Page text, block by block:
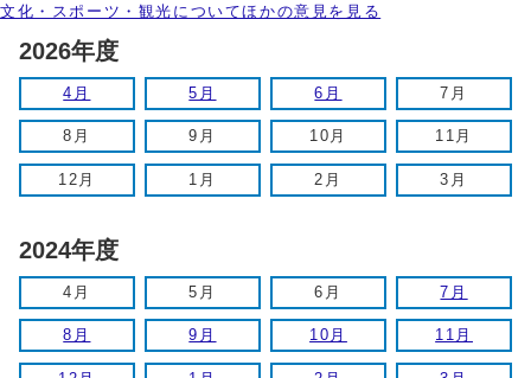
文化・スポーツ・観光についてほかの意見を見る
2026年度
4月 5月 6月 7月
8月 9月 10月 11月
12月 1月 2月 3月
2024年度
4月 5月 6月 7月
8月 9月 10月 11月